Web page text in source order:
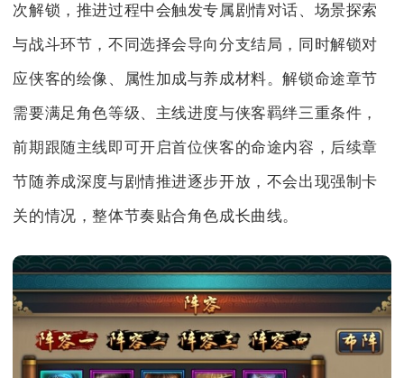
次解锁，推进过程中会触发专属剧情对话、场景探索
与战斗环节，不同选择会导向分支结局，同时解锁对
应侠客的绘像、属性加成与养成材料。解锁命途章节
需要满足角色等级、主线进度与侠客羁绊三重条件，
前期跟随主线即可开启首位侠客的命途内容，后续章
节随养成深度与剧情推进逐步开放，不会出现强制卡
关的情况，整体节奏贴合角色成长曲线。